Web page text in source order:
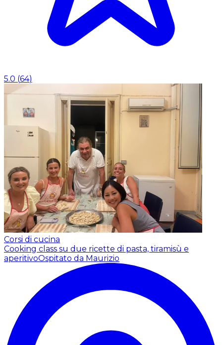
5.0 (64)
Corsi di cucina
Cooking class su due ricette di pasta, tiramisù e
aperitivoOspitato da Maurizio